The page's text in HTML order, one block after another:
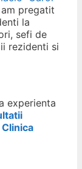
pregatit
la
sefi de
rezidenti si
experienta